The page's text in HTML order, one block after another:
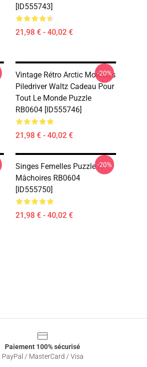
[ID555743]
21,98 € - 40,02 €
Vintage Rétro Arctic Monkeys
Piledriver Waltz Cadeau Pour
Tout Le Monde Puzzle
RB0604 [ID555746]
21,98 € - 40,02 €
-20%
Singes Femelles Puzzle À
Mâchoires RB0604
[ID555750]
21,98 € - 40,02 €
-20%
Paiement 100% sécurisé
PayPal / MasterCard / Visa